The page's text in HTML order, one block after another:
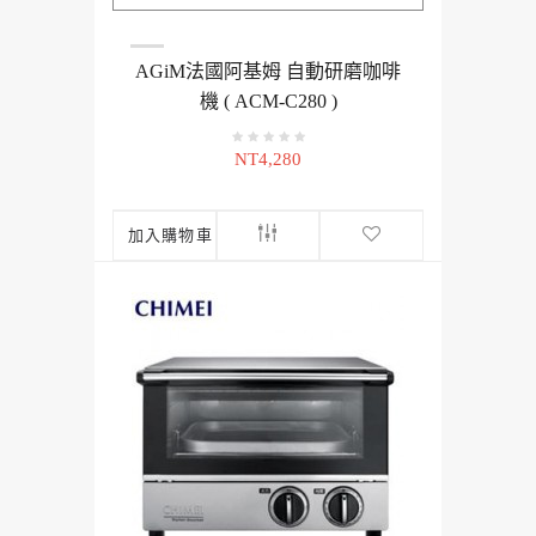
AGiM法國阿基姆 自動研磨咖啡
機 ( ACM-C280 )
NT4,280
加入購物車